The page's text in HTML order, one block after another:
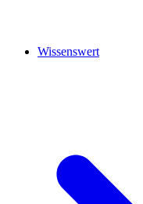
Wissenswert